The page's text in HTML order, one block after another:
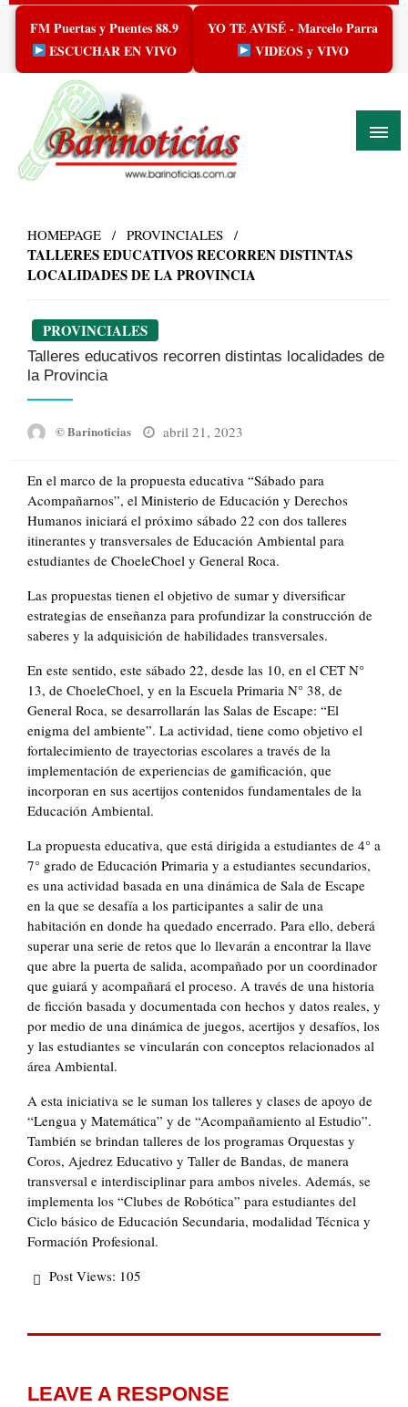
Skip
content
FM Puertas y Puentes 88.9
ESCUCHAR EN VIVO
YO TE AVISÉ - Marcelo Parra
VIDEOS y VIVO
HOMEPAGE PROVINCIALES
TALLERES EDUCATIVOS RECORREN DISTINTAS
LOCALIDADES DE LA PROVINCIA
PROVINCIALES
Talleres educativos recorren distintas localidades de
la Provincia
© Barinoticias
Posted
abril 21, 2023
En el marco de la propuesta educativa “Sábado para
Acompañarnos”, el Ministerio de Educación y Derechos
Humanos iniciará el próximo sábado 22 con dos talleres
itinerantes y transversales de Educación Ambiental para
estudiantes de ChoeleChoel y General Roca.
Las propuestas tienen el objetivo de sumar y diversificar
estrategias de enseñanza para profundizar la construcción de
saberes y la adquisición de habilidades transversales.
En este sentido, este sábado 22, desde las 10, en el CET N°
13, de ChoeleChoel, y en la Escuela Primaria N° 38, de
General Roca, se desarrollarán las Salas de Escape: “El
enigma del ambiente”. La actividad, tiene como objetivo el
fortalecimiento de trayectorias escolares a través de la
implementación de experiencias de gamificación, que
incorporan en sus acertijos contenidos fundamentales de la
Educación Ambiental.
La propuesta educativa, que está dirigida a estudiantes de 4° a
7° grado de Educación Primaria y a estudiantes secundarios,
es una actividad basada en una dinámica de Sala de Escape
en la que se desafía a los participantes a salir de una
habitación en donde ha quedado encerrado. Para ello, deberá
superar una serie de retos que lo llevarán a encontrar la llave
que abre la puerta de salida, acompañado por un coordinador
que guiará y acompañará el proceso. A través de una historia
de ficción basada y documentada con hechos y datos reales, y
por medio de una dinámica de juegos, acertijos y desafíos, los
y las estudiantes se vincularán con conceptos relacionados al
área Ambiental.
A esta iniciativa se le suman los talleres y clases de apoyo de
“Lengua y Matemática” y de “Acompañamiento al Estudio”.
También se brindan talleres de los programas Orquestas y
Coros, Ajedrez Educativo y Taller de Bandas, de manera
transversal e interdisciplinar para ambos niveles. Además, se
implementa los “Clubes de Robótica” para estudiantes del
Ciclo básico de Educación Secundaria, modalidad Técnica y
Formación Profesional.
Post Views: 105
LEAVE A RESPONSE